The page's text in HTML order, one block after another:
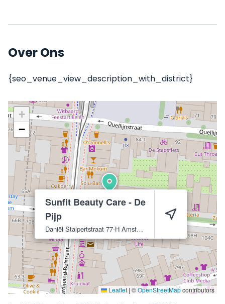
Over Ons
{seo_venue_view_description_with_district}
Sunfit Beauty Care - De
Pijp
Daniël Stalpertstraat 77-H Amsterdam
+
−
Leaflet | ©OpenStreetMapcontributors